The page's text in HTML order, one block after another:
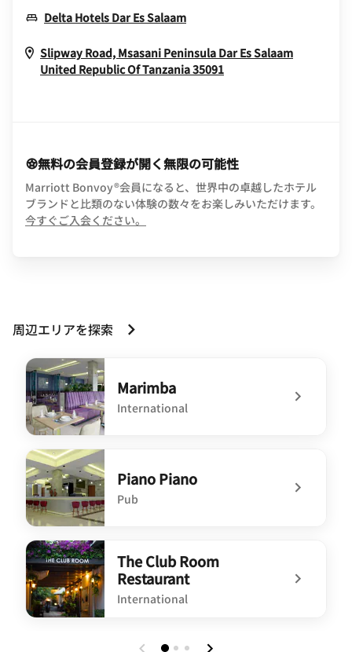
Delta Hotels Dar Es SalaamOpens In New Window
Slipway Road, Msasani Peninsula Dar Es Salaam
United Republic Of Tanzania35091Opens In New
無料の会員登録が開く無限の可能性
Marriott Bonvoy®会員になると、世界中の卓越したホテル
ブランドと比類のない体験の数々をお楽しみいただけます。
今すぐご入会ください。
周辺エリアを探索
Marimba
International
undefined Marimba
Piano Piano
Pub
undefined Piano Piano
The Club Room
Restaurant
International
undefined The Club Room Restaurant